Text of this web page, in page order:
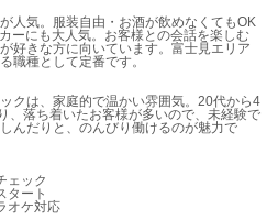
人気。服装自由・お酒が飲めなくてもOK
ーにも大人気。お客様との会話を楽しむ
好きな方に向いています。富士見エリア
職種として定番です。
クは、家庭的で温かい雰囲気。20代から4
、落ち着いたお客様が多いので、未経験で
んだりと、のんびり働けるのが魅力で
ェック
タート
オケ対応